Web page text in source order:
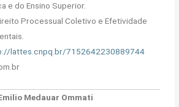
e do Ensino Superior.
Processual Coletivo e Efetividade
lattes.cnpq.br/7152642230889744
Medauar Ommati